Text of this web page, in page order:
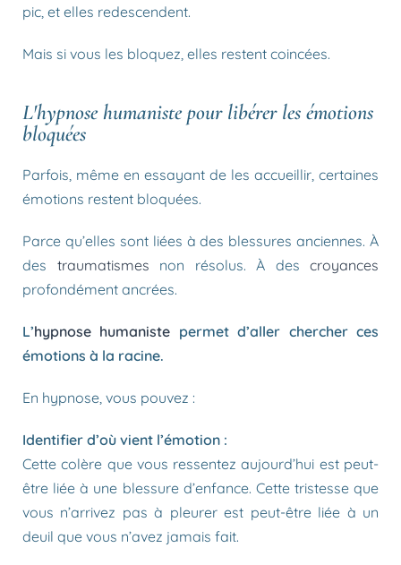
pic, et elles redescendent.
Mais si vous les bloquez, elles restent coincées.
L'hypnose humaniste pour libérer les émotions
bloquées
Parfois, même en essayant de les accueillir, certaines
émotions restent bloquées.
Parce qu’elles sont liées à des blessures anciennes. À
des traumatismes non résolus. À des croyances
profondément ancrées.
L’hypnose humaniste permet d’aller chercher ces
émotions à la racine.
En hypnose, vous pouvez :
Identifier d’où vient l’émotion :
Cette colère que vous ressentez aujourd’hui est peut-
être liée à une blessure d’enfance. Cette tristesse que
vous n’arrivez pas à pleurer est peut-être liée à un
deuil que vous n’avez jamais fait.